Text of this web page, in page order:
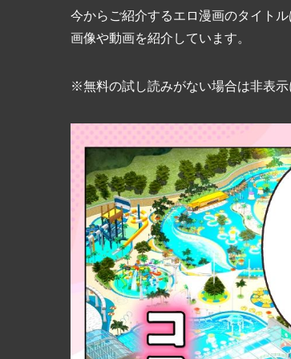
今からご紹介するエロ漫画のタイト
画像や動画を紹介しています。
※無料の試し読みがない場合は非表示